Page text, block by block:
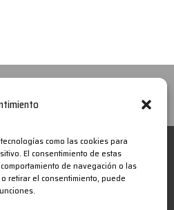
como las cookies para
El consentimiento de estas
de navegación o las
retirar el consentimiento, puede